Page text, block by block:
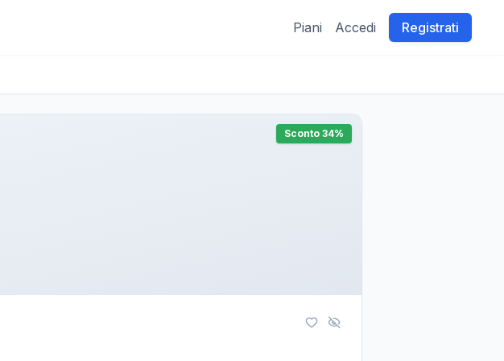
Piani Accedi Registrati
Sconto 34%